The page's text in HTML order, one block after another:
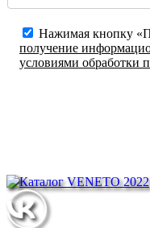
Нажимая кнопку
получение
условиями обработки